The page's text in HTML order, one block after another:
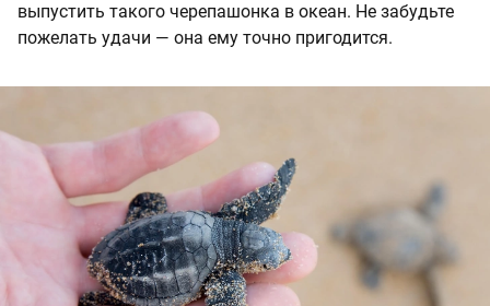
выпустить такого черепашонка в океан. Не забудьте
пожелать удачи — она ему точно пригодится.